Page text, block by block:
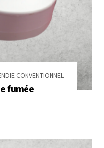
CONVENTIONNEL
fumée